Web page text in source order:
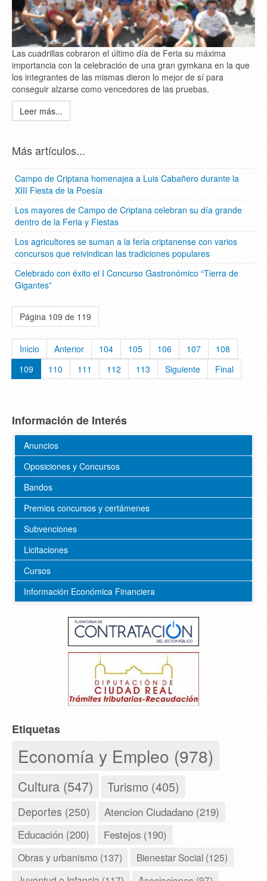
Las cuadrillas cobraron el último día de Feria su máxima
importancia con la celebración de una gran gymkana en la que
los integrantes de las mismas dieron lo mejor de sí para
conseguir alzarse como vencedores de las pruebas.
Leer más...
Más artículos...
Campo de Criptana homenajea a Luis Cabañero durante la
XIII Fiesta de la Poesía
Los mayores de Campo de Criptana celebran su día grande
dentro de la Feria y Fiestas
Los agricultores se suman a la feria criptanense con varios
concursos que reivindican las tradiciones populares
Celebrado con éxito el I Concurso Gastronómico “Tierra de
Gigantes”
Página 109 de 119
Inicio Anterior 104 105 106 107
108
109
110 111 112 113 Siguiente Final
Información de Interés
Anuncios
Oposiciones y Concursos
Bandos
Premios concursos y certámenes
Subvenciones
Licitaciones
Cursos
Información Económica Financiera
Etiquetas
Economía y Empleo (978)
Cultura (547) Turismo (405)
Deportes (250) Atencion Ciudadano (219)
Educación (200) Festejos (190)
Obras y urbanismo (137)
Bienestar Social (125)